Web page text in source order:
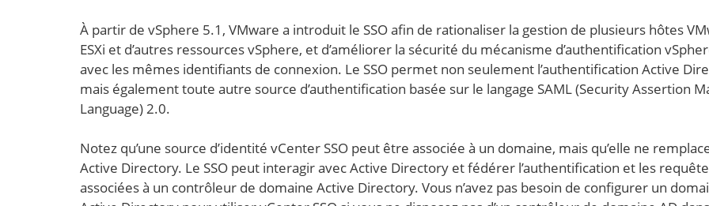
À partir de vSphere 5.1, VMware a introduit le SSO afin de rationaliser la gestion de plusieurs hôtes
ESXi et d’autres ressources vSphere, et d’améliorer la sécurité du mécanisme d’authentification
avec les mêmes identifiants de connexion. Le SSO permet non seulement l’authentification Active
mais également toute autre source d’authentification basée sur le langage SAML (Security Assertion
Language) 2.0.
Notez qu’une source d’identité vCenter SSO peut être associée à un domaine, mais qu’elle ne
Active Directory. Le SSO peut interagir avec Active Directory et fédérer l’authentification et les
associées à un contrôleur de domaine Active Directory. Vous n’avez pas besoin de configurer un